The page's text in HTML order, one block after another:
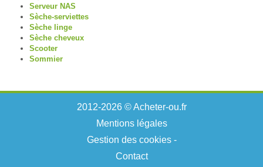
Serveur NAS
Sèche-serviettes
Sèche linge
Sèche cheveux
Scooter
Sommier
2012-2026 © Acheter-ou.fr
Mentions légales
Gestion des cookies-
Contact